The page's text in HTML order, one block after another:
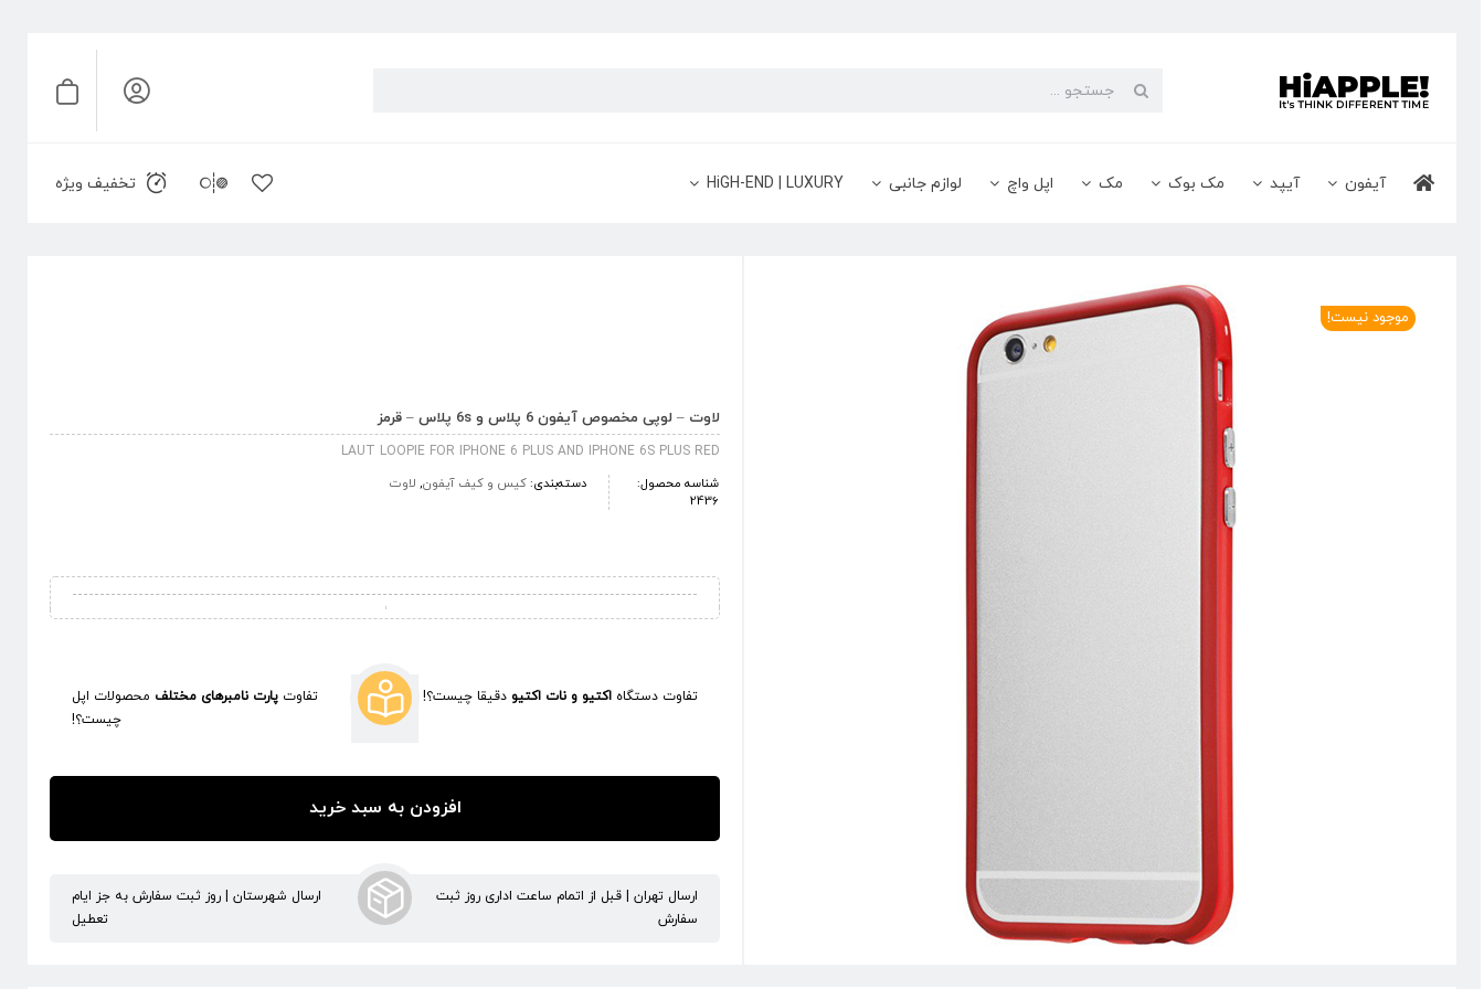
content
جستجو
آیفون آیپد مک بوک مک اپل واچ لوازم جانبی HiGH-END | LUXURY تخفیف ویژه
موجود نیست!
لاوت – لوپی مخصوص آیفون 6 پلاس و 6s پلاس – قرمز
LAUT LOOPIE FOR IPHONE 6 PLUS AND IPHONE 6S PLUS RED
شناسه محصول:
2436
دسته‌بندی:کیس و کیف آیفون, لاوت
تفاوت دستگاه اکتیو و نات اکتیو دقیقا چیست؟! تفاوت پارت نامبرهای مختلف محصولات اپل
چیست؟!
افزودن به سبد خرید
ارسال تهران | قبل از اتمام ساعت اداری روز ثبت
سفارش
ارسال شهرستان | روز ثبت سفارش به جز ایام
تعطیل